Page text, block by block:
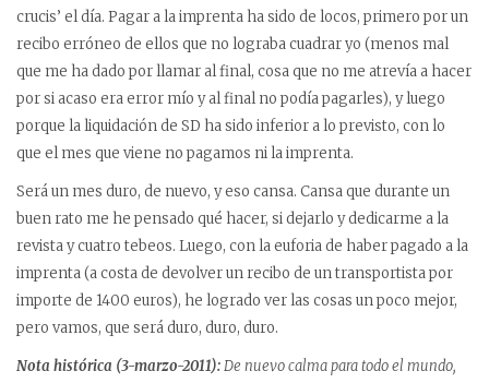
crucis’ el día. Pagar a la imprenta ha sido de locos, primero por un
recibo erróneo de ellos que no lograba cuadrar yo (menos mal
que me ha dado por llamar al final, cosa que no me atrevía a hacer
por si acaso era error mío y al final no podía pagarles), y luego
porque la liquidación de SD ha sido inferior a lo previsto, con lo
que el mes que viene no pagamos ni la imprenta.
Será un mes duro, de nuevo, y eso cansa. Cansa que durante un
buen rato me he pensado qué hacer, si dejarlo y dedicarme a la
revista y cuatro tebeos. Luego, con la euforia de haber pagado a la
imprenta (a costa de devolver un recibo de un transportista por
importe de 1400 euros), he logrado ver las cosas un poco mejor,
pero vamos, que será duro, duro, duro.
Nota histórica (3-marzo-2011):De nuevo calma para todo el mundo,